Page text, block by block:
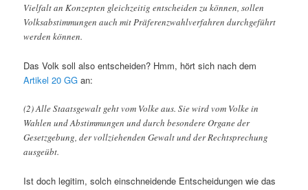
Vielfalt an Konzepten gleichzeitig entscheiden zu können, sollen
Volksabstimmungen auch mit Präferenzwahlverfahren durchgeführt
werden können.
Das Volk soll also entscheiden? Hmm, hört sich nach dem
Artikel 20 GG an:
(2) Alle Staatsgewalt geht vom Volke aus. Sie wird vom Volke in
Wahlen und Abstimmungen und durch besondere Organe der
Gesetzgebung, der vollziehenden Gewalt und der Rechtsprechung
ausgeübt.
Ist doch legitim, solch einschneidende Entscheidungen wie das